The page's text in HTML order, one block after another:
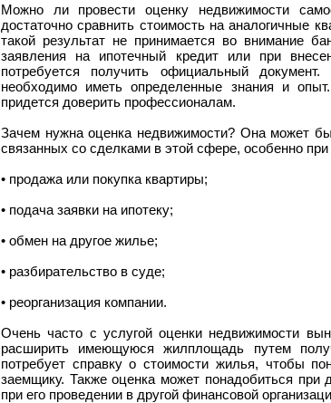
Можно ли провести оценку недвижимости
достаточно сравнить стоимость на аналогичные
такой результат не принимается во внимание
заявления на ипотечный кредит или при
потребуется получить официальный
необходимо иметь определенные знания и
придется доверить профессионалам.
Зачем нужна оценка недвижимости? Она может
связанных со сделками в этой сфере, особенно при
• продажа или покупка квартиры;
• подача заявки на ипотеку;
• обмен на другое жилье;
• разбирательство в суде;
• реорганизация компании.
Очень часто с услугой оценки недвижимости
расширить имеющуюся жилплощадь путем
потребует справку о стоимости жилья, чтобы
заемщику. Также оценка может понадобиться
при его проведении в другой финансовой